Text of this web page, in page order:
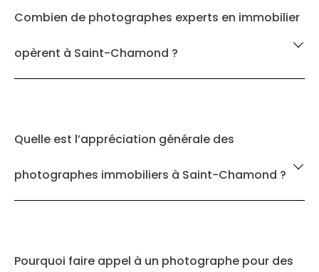
Combien de photographes experts en immobilier
opèrent à Saint-Chamond ?
Quelle est l’appréciation générale des
photographes immobiliers à Saint-Chamond ?
Pourquoi faire appel à un photographe pour des